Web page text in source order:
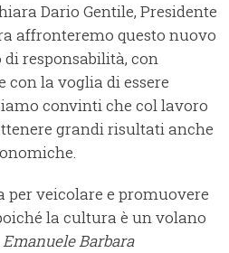
Dario Gentile, Presidente
affronteremo questo nuovo
responsabilità, con
la voglia di essere
convinti che col lavoro
grandi risultati anche
veicolare e promuovere
la cultura è un volano
Emanuele Barbara